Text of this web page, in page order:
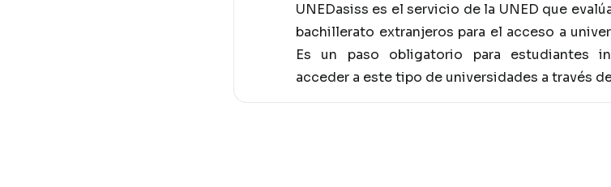
UNEDasiss es el servicio de la UNED que
bachillerato extranjeros para el acceso a
Es un paso obligatorio para estudiantes
acceder a este tipo de universidades a través